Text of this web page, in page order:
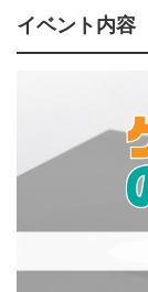
イベント内容